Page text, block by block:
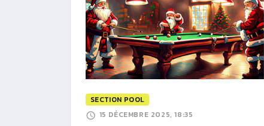
SECTION POOL
15 DÉCEMBRE 2025, 18:35